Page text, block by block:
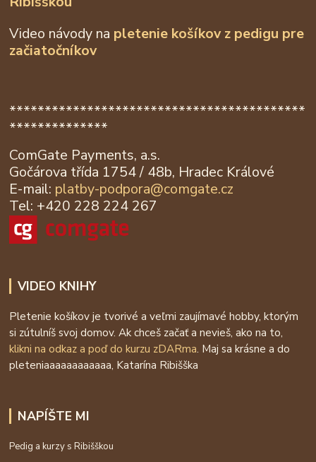
Video návody na pletenie košíkov z pedigu pre
začiatočníkov
******************************************
**************
ComGate Payments, a.s.
Gočárova třída 1754 / 48b, Hradec Králové
E-mail: platby-podpora@comgate.cz
Tel: +420 228 224 267
VIDEO KNIHY
Pletenie košíkov je tvorivé a veľmi zaujímavé hobby, ktorým
si zútulníš svoj domov. Ak chceš začať a nevieš, ako na to,
klikni na odkaz a poď do kurzu zDARma. Maj sa krásne a do
pleteniaaaaaaaaaaaa, Katarína Ribišška
NAPÍŠTE MI
Pedig a kurzy s Ribišškou